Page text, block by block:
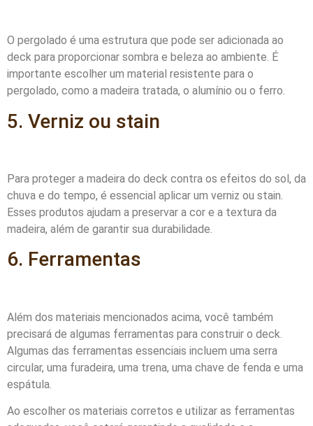
O pergolado é uma estrutura que pode ser adicionada ao
deck para proporcionar sombra e beleza ao ambiente. É
importante escolher um material resistente para o
pergolado, como a madeira tratada, o alumínio ou o ferro.
5. Verniz ou stain
Para proteger a madeira do deck contra os efeitos do sol, da
chuva e do tempo, é essencial aplicar um verniz ou stain.
Esses produtos ajudam a preservar a cor e a textura da
madeira, além de garantir sua durabilidade.
6. Ferramentas
Além dos materiais mencionados acima, você também
precisará de algumas ferramentas para construir o deck.
Algumas das ferramentas essenciais incluem uma serra
circular, uma furadeira, uma trena, uma chave de fenda e uma
espátula.
Ao escolher os materiais corretos e utilizar as ferramentas